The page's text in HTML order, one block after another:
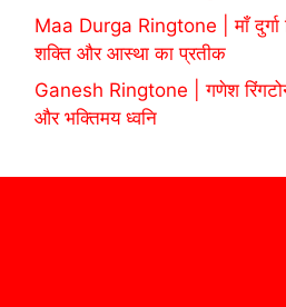
Maa Durga Ringtone | माँ दुर्गा
शक्ति और आस्था का प्रतीक
Ganesh Ringtone | गणेश
और भक्तिमय ध्वनि